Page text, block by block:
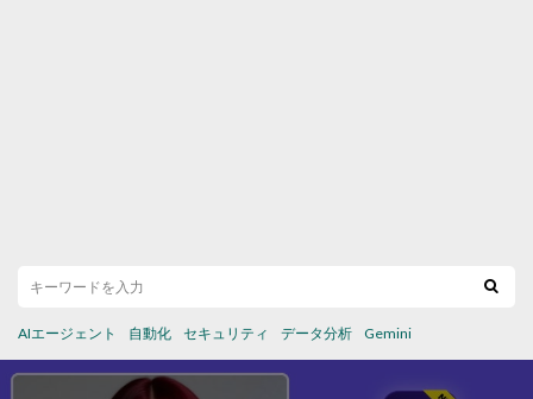
AIエージェント 自動化 セキュリティ データ分析 Gemini